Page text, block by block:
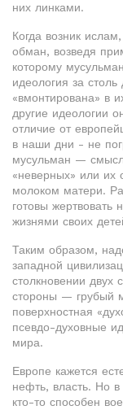
них линками.
Когда возник
обман, возведя
которому
идеология за
«вмонтирована» в
другие идеологии
отличие от
в наши дни - не
мусульман —
«неверных» или
молоком матери.
готовы жертвовать
жизнями своих
Таким образом,
западной
столкновении двух
стороны — грубый
поверхностная
псевдо-духовные
мира.
Европе кажется
нефть, власть. Но в
кто-то способен